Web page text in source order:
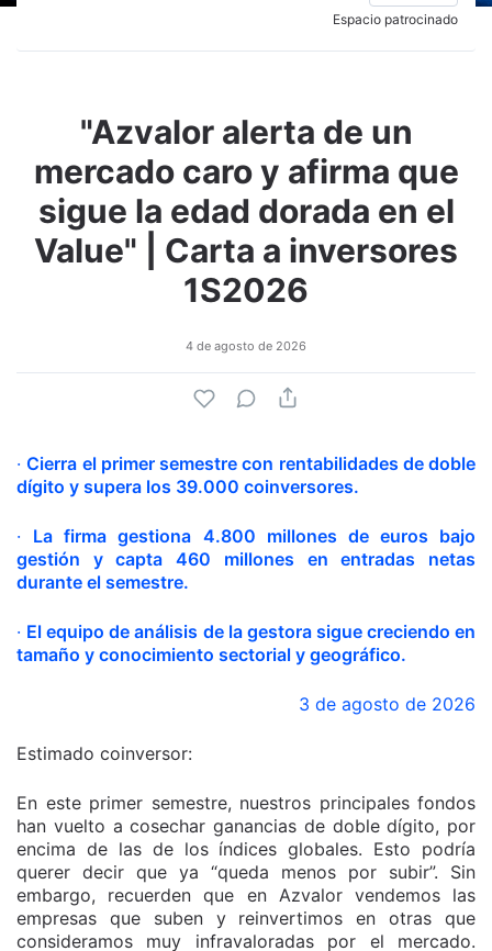
Espacio patrocinado
"Azvalor alerta de un
mercado caro y afirma que
sigue la edad dorada en el
Value" | Carta a inversores
1S2026
4 de agosto de 2026
·Cierra el primer semestre con rentabilidades de doble
dígito y supera los 39.000 coinversores.
· La firma gestiona 4.800 millones de euros bajo
gestión y capta 460 millones en entradas netas
durante el semestre.
· El equipo de análisis de la gestora sigue creciendo en
tamaño y conocimiento sectorial y geográfico.
3 de agosto de 2026
Estimado coinversor:
En este primer semestre, nuestros principales fondos
han vuelto a cosechar ganancias de doble dígito, por
encima de las de los índices globales. Esto podría
querer decir que ya “queda menos por subir”. Sin
embargo, recuerden que en Azvalor vendemos las
empresas que suben y reinvertimos en otras que
consideramos muy infravaloradas por el mercado.